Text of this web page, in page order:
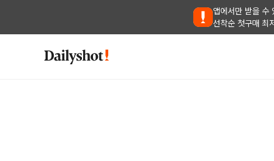
앱에서만 받을 수
선착순 첫구매 최